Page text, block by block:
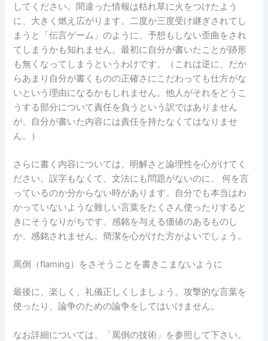
してください。間違った情報は枯れ草に火をつけたよう
に、大きく燃え広がります。二度か三度受け継ぎされてし
まうと「伝言ゲーム」のように、予想もしない歪曲をされ
てしまうかも知れません。最初に自分が書いたことが跡形
も無くなってしまうというわけです。（これは逆に、だか
らあまり自分が書くものの正確さにこだわっても仕方がな
いという理由になるかもしれません。他人がそれをどうこ
うする部分について責任を負うという訳ではありません
が、自分が書いた内容には責任を持たなくてはなりませ
ん。）
さらに書く内容については、明解さと論理性を心がけてく
ださい。誤字もなくて、文法にも問題がないのに、 何を言
っているのか分からない時があります。自分でも本当はわ
かっていないような難しい言葉をたくさん使ったりすると
きにそうなりがちです。感銘を与える価値のあるものし
か、感銘されません。簡潔を心がけた方がよいでしょう。
罵倒（flaming）をさそうことを書きこまないように
最後に、楽しく、礼儀正しくしましょう。攻撃的な言葉を
使ったり、論争のための論争をしてはいけません。
なお詳細については、「罵倒の技術」を参照して下さい。